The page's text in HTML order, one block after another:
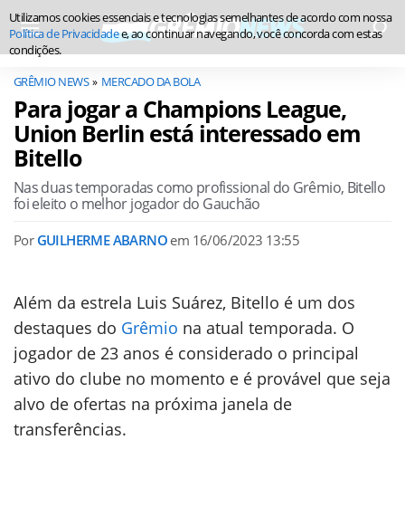
GRÊMIO NEWS MERCADO DA BOLA
Para jogar a Champions League,
Union Berlin está interessado em
Bitello
Nas duas temporadas como profissional do Grêmio, Bitello
foi eleito o melhor jogador do Gauchão
Por GUILHERME ABARNO em 16/06/2023 13:55
Além da estrela Luis Suárez, Bitello é um dos
destaques do Grêmio na atual temporada. O
jogador de 23 anos é considerado o principal
ativo do clube no momento e é provável que seja
alvo de ofertas na próxima janela de
transferências.
Utilizamos cookies essenciais e tecnologias semelhantes de acordo com nossa
Política de Privacidadee, ao continuar navegando, você concorda com estas
condições.